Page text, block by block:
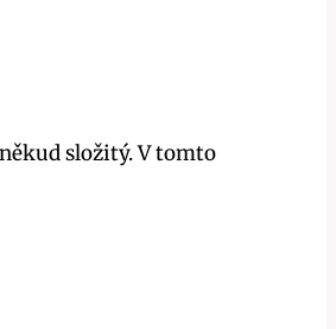
složitý. V tomto